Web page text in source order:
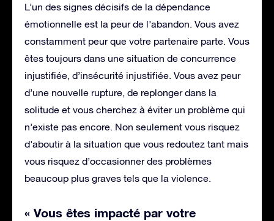
L’un des signes décisifs de la dépendance
émotionnelle est la peur de l’abandon. Vous avez
constamment peur que votre partenaire parte. Vous
êtes toujours dans une situation de concurrence
injustifiée, d’insécurité injustifiée. Vous avez peur
d’une nouvelle rupture, de replonger dans la
solitude et vous cherchez à éviter un problème qui
n’existe pas encore. Non seulement vous risquez
d’aboutir à la situation que vous redoutez tant mais
vous risquez d’occasionner des problèmes
beaucoup plus graves tels que la violence.
« Vous êtes impacté par votre